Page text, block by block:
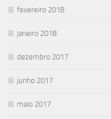
fevereiro 2018
janeiro 2018
dezembro 2017
junho 2017
maio 2017